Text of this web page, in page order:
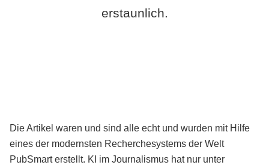
erstaunlich.
Die Artikel waren und sind alle echt und wurden mit Hilfe
eines der modernsten Recherchesystems der Welt
PubSmart erstellt. KI im Journalismus hat nur unter